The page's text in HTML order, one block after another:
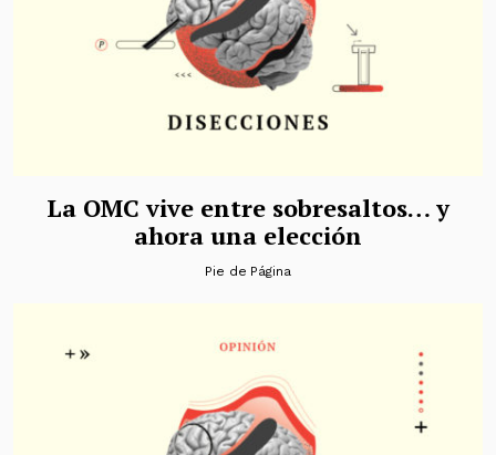
La OMC vive entre sobresaltos… y
ahora una elección
Pie de Página